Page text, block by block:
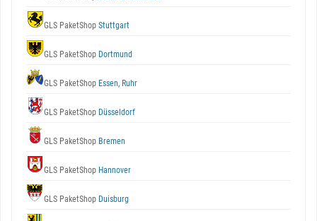
GLS PaketShop Stuttgart
GLS PaketShop Dortmund
GLS PaketShop Essen, Ruhr
GLS PaketShop Düsseldorf
GLS PaketShop Bremen
GLS PaketShop Hannover
GLS PaketShop Duisburg